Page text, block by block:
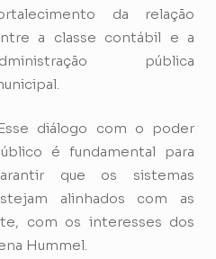
da relação
a classe contábil e a
pública
diálogo com o poder
é fundamental para
que os sistemas
alinhados com as
com os interesses dos
Hummel.